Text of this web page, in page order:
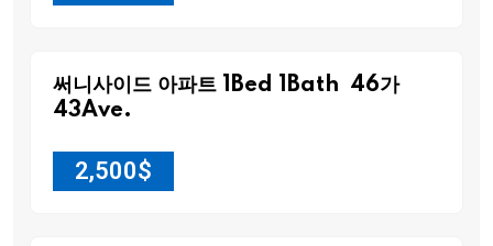
써니사이드 아파트 1Bed 1Bath 46가
43Ave.
2,500$